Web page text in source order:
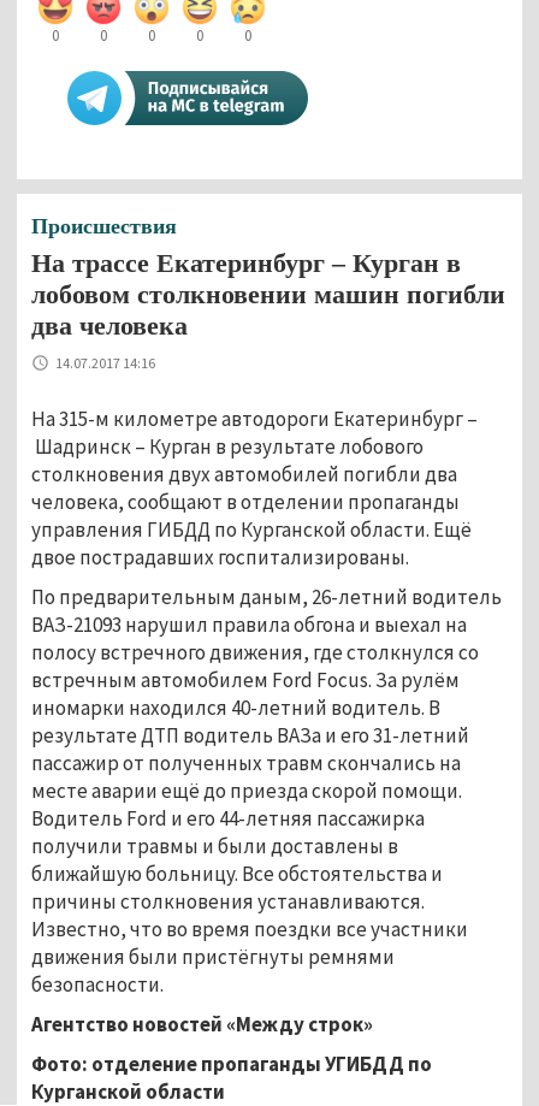
0 0 0 0 0
Происшествия
На трассе Екатеринбург – Курган в
лобовом столкновении машин погибли
два человека
14.07.2017 14:16
На 315-м километре автодороги Екатеринбург –
Шадринск – Курган в результате лобового
столкновения двух автомобилей погибли два
человека, сообщают в отделении пропаганды
управления ГИБДД по Курганской области. Ещё
двое пострадавших госпитализированы.
По предварительным даным, 26-летний водитель
ВАЗ-21093 нарушил правила обгона и выехал на
полосу встречного движения, где столкнулся со
встречным автомобилем Ford Focus. За рулём
иномарки находился 40-летний водитель. В
результате ДТП водитель ВАЗа и его 31-летний
пассажир от полученных травм скончались на
месте аварии ещё до приезда скорой помощи.
Водитель Ford и его 44-летняя пассажирка
получили травмы и были доставлены в
ближайшую больницу. Все обстоятельства и
причины столкновения устанавливаются.
Известно, что во время поездки все участники
движения были пристёгнуты ремнями
безопасности.
Агентство новостей «Между строк»
Фото: отделение пропаганды УГИБДД по
Курганской области